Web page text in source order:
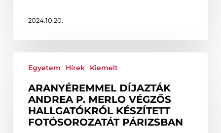
2024.10.20.
díjazták
Merlo
végzős
hallgatókról
Egyetem Hírek Kiemelt
ARANYÉREMMEL DÍJAZTÁK
ANDREA P. MERLO VÉGZŐS
HALLGATÓKRÓL KÉSZÍTETT
FOTÓSOROZATÁT PÁRIZSBAN